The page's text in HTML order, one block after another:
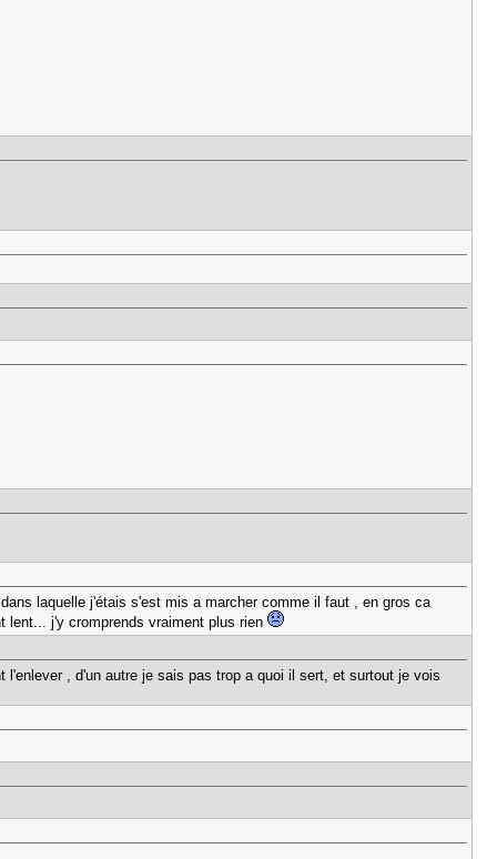
laquelle j'étais s'est mis a marcher comme il faut , en gros ca
lent... j'y cromprends vraiment plus rien
l'enlever , d'un autre je sais pas trop a quoi il sert, et surtout je vois